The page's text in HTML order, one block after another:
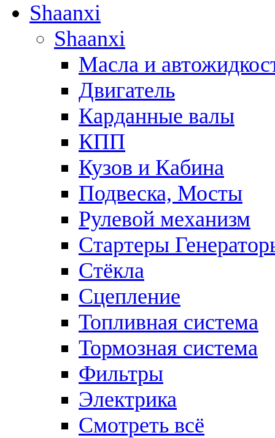
Shaanxi
Shaanxi
Масла и
Двигатель
Карданные валы
КПП
Кузов и Кабина
Подвеска, Мосты
Рулевой механизм
Стартеры
Стёкла
Сцепление
Топливная система
Тормозная система
Фильтры
Электрика
Смотреть всё